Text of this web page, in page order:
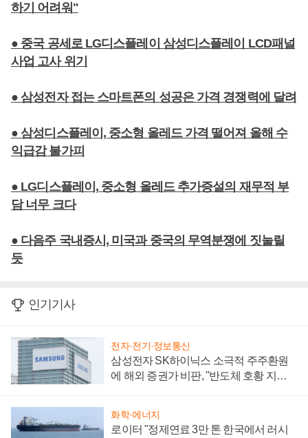
하기 어려워"
● 중국 공세로 LG디스플레이 삼성디스플레이 LCD패널
사업 고사 위기
● 삼성전자 접는 스마트폰의 성공은 가격 경쟁력에 달려
● 삼성디스플레이, 중소형 올레드 가격 떨어져 올해 수
익급감 불가피
● LG디스플레이, 중소형 올레드 추가증설의 재무적 부
담 너무 크다
● 다음주 국내증시, 미국과 중국의 무역분쟁에 짓눌릴
듯
인기기사
전자·전기·정보통신
삼성전자 SK하이닉스 소극적 주주환원
에 해외 증권가 비판, "반도체 호황 지속
화학·에너지
로이터 "정제연료 3만 톤 한국에서 러시